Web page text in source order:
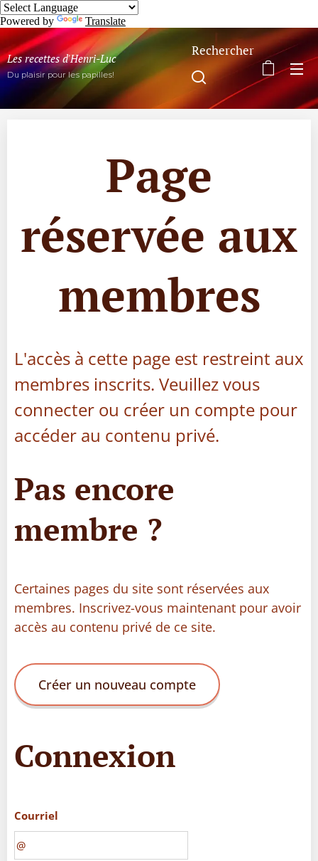
Powered by Translate
Les recettes d'Henri-Luc
Du plaisir pour les papilles!
Rechercher
Page
réservée aux
membres
L'accès à cette page est restreint aux
membres inscrits. Veuillez vous
connecter ou créer un compte pour
accéder au contenu privé.
Pas encore
membre ?
Certaines pages du site sont réservées aux
membres. Inscrivez-vous maintenant pour avoir
accès au contenu privé de ce site.
Créer un nouveau compte
Connexion
Courriel